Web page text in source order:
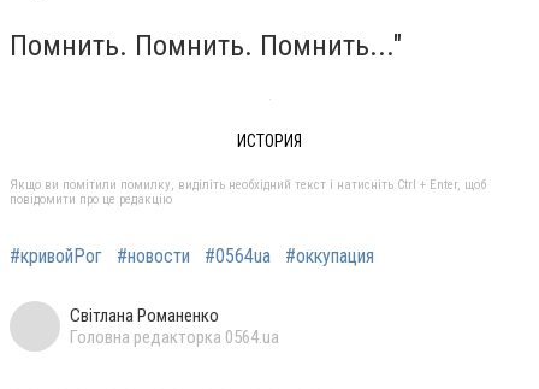
Помнить. Помнить. Помнить..."
ИСТОРИЯ
Якщо ви помітили помилку, виділіть необхідний текст і натисніть Ctrl + Enter, щоб
повідомити про це редакцію
#кривойРог #новости #0564ua #оккупация
Світлана Романенко
Головна редакторка 0564.ua